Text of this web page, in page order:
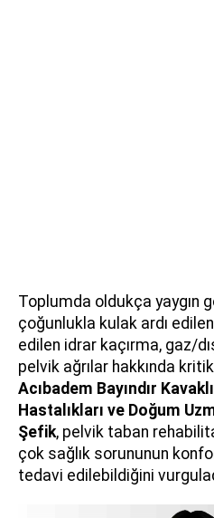
Toplumda oldukça yaygın
çoğunlukla kulak ardı
edilen idrar kaçırma, gaz/
pelvik ağrılar hakkında
Acıbadem Bayındır
Hastalıkları ve Doğum
Şefik, pelvik taban
çok sağlık sorununun
tedavi edilebildiğini